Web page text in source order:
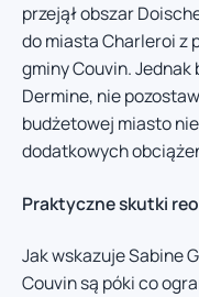
przejął obszar
do miasta Charleroi z
gminy Couvin.
Dermine, nie
budżetowej miasto
dodatkowych
Praktyczne skutki
Jak wskazuje Sabine
Couvin są póki co